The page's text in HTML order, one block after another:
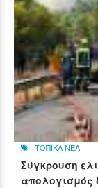
ΤΟΠΙΚΑ ΝΕΑ
Σύγκρουση
απολογισμός